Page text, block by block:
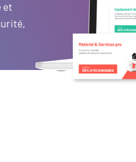
et